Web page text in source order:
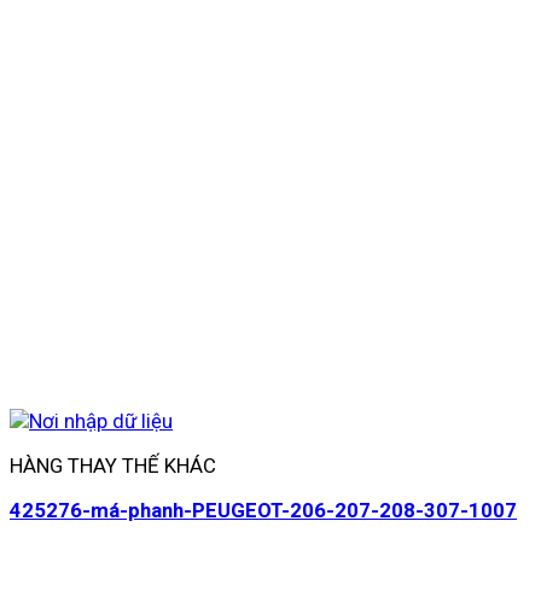
HÀNG THAY THẾ KHÁC
425276-má-phanh-PEUGEOT-206-207-208-307-1007